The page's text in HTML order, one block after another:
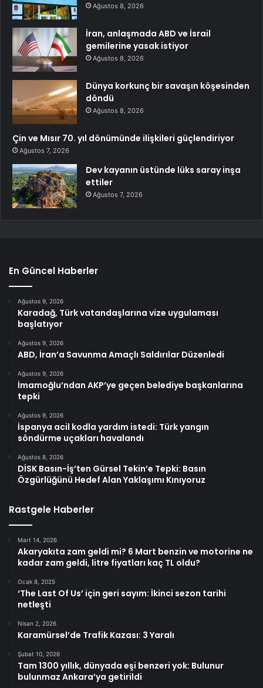
Ağustos 8, 2026
İran, anlaşmada ABD ve İsrail
gemilerine yasak istiyor
Ağustos 8, 2026
Dünya korkunç bir savaşın köşesinden
döndü
Ağustos 8, 2026
Çin ve Mısır 70. yıl dönümünde ilişkileri güçlendiriyor
Ağustos 7, 2026
Dev kayanın üstünde lüks saray inşa
ettiler
Ağustos 7, 2026
En Güncel Haberler
Ağustos 9, 2026
Karadağ, Türk vatandaşlarına vize uygulaması
başlatıyor
Ağustos 9, 2026
ABD, İran’a Savunma Amaçlı Saldırılar Düzenledi
Ağustos 9, 2026
İmamoğlu’ndan AKP’ye geçen belediye başkanlarına
tepki
Ağustos 9, 2026
İspanya acil kodla yardım istedi: Türk yangın
söndürme uçakları havalandı
Ağustos 8, 2026
DİSK Basın-İş’ten Gürsel Tekin’e Tepki: Basın
Özgürlüğünü Hedef Alan Yaklaşımı Kınıyoruz
Rastgele Haberler
Mart 14, 2026
Akaryakıta zam geldi mi? 6 Mart benzin ve motorine ne
kadar zam geldi, litre fiyatları kaç TL oldu?
Ocak 8, 2025
‘The Last Of Us’ için geri sayım: İkinci sezon tarihi
netleşti
Nisan 2, 2026
Karamürsel’de Trafik Kazası: 3 Yaralı
Şubat 10, 2026
Tam 1300 yıllık, dünyada eşi benzeri yok: Bulunur
bulunmaz Ankara’ya getirildi